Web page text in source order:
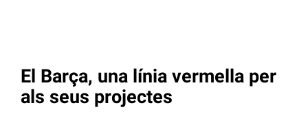
El Barça, una línia vermella per
als seus projectes